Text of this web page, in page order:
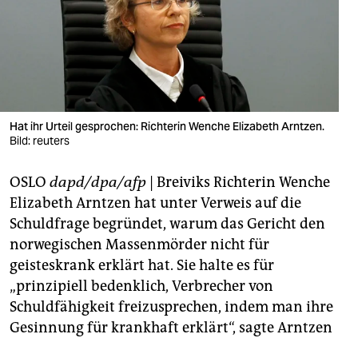
wahrheit
veranstaltungen
fragen & hilfe
unterstützen
abo
genossenschaft
epaper login
Hat ihr Urteil gesprochen: Richterin Wenche Elizabeth Arntzen.
Bild: reuters
OSLO dapd/dpa/afp | Breiviks Richterin Wenche
Elizabeth Arntzen hat unter Verweis auf die
Schuldfrage begründet, warum das Gericht den
norwegischen Massenmörder nicht für
geisteskrank erklärt hat. Sie halte es für
„prinzipiell bedenklich, Verbrecher von
Schuldfähigkeit freizusprechen, indem man ihre
Gesinnung für krankhaft erklärt“, sagte Arntzen